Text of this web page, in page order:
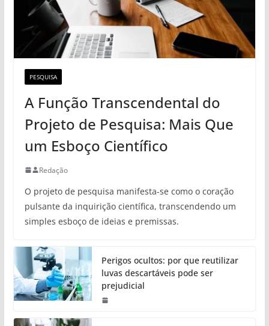
PESQUISA
A Função Transcendental do
Projeto de Pesquisa: Mais Que
um Esboço Científico
Redação
O projeto de pesquisa manifesta-se como o coração
pulsante da inquirição científica, transcendendo um
simples esboço de ideias e premissas.
Perigos ocultos: por que reutilizar
luvas descartáveis pode ser
prejudicial